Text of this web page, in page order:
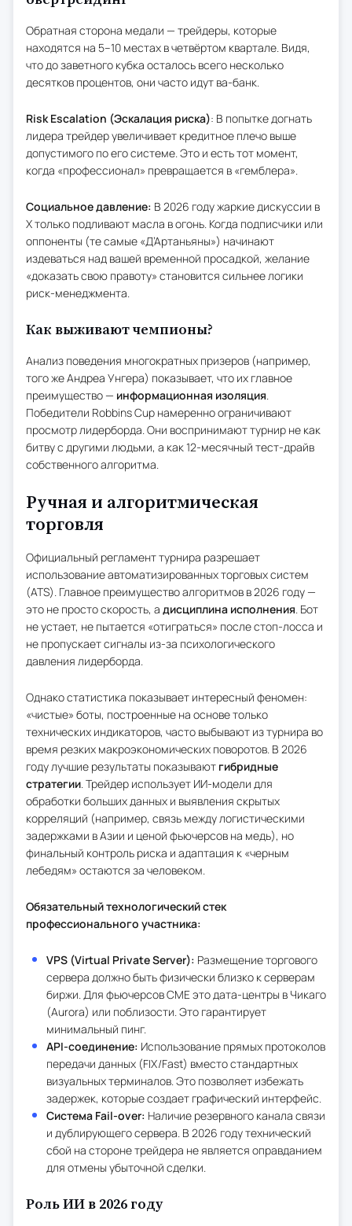
Обратная сторона медали — трейдеры, которые
находятся на 5–10 местах в четвёртом квартале. Видя,
что до заветного кубка осталось всего несколько
десятков процентов, они часто идут ва-банк.
Risk Escalation (Эскалация риска): В попытке догнать
лидера трейдер увеличивает кредитное плечо выше
допустимого по его системе. Это и есть тот момент,
когда «профессионал» превращается в «гемблера».
Социальное давление: В 2026 году жаркие дискуссии в
X только подливают масла в огонь. Когда подписчики или
оппоненты (те самые «Д’Артаньяны») начинают
издеваться над вашей временной просадкой, желание
«доказать свою правоту» становится сильнее логики
риск-менеджмента.
Как выживают чемпионы?
Анализ поведения многократных призеров (например,
того же Андреа Унгера) показывает, что их главное
преимущество — информационная изоляция
Победители Robbins Cup намеренно ограничивают
просмотр лидерборда. Они воспринимают турнир не как
битву с другими людьми, а как 12-месячный тест-драйв
собственного алгоритма.
Ручная и алгоритмическая
торговля
Официальный регламент турнира разрешает
использование автоматизированных торговых систем
(ATS). Главное преимущество алгоритмов в 2026 году —
это не просто скорость, а дисциплина исполнения . Бот
не устает, не пытается «отиграться» после стоп-лосса и
не пропускает сигналы из-за психологического
давления лидерборда.
Однако статистика показывает интересный феномен:
«чистые» боты, построенные на основе только
технических индикаторов, часто выбывают из турнира во
время резких макроэкономических поворотов. В 2026
году лучшие результаты показывают гибридные
стратегии . Трейдер использует ИИ-модели для
обработки больших данных и выявления скрытых
корреляций (например, связь между логистическими
задержками в Азии и ценой фьючерсов на медь), но
финальный контроль риска и адаптация к «черным
лебедям» остаются за человеком.
Обязательный технологический стек
профессионального участника:
VPS (Virtual Private Server): Размещение торгового
сервера должно быть физически близко к серверам
биржи. Для фьючерсов CME это дата-центры в Чикаго
(Aurora) или поблизости. Это гарантирует
минимальный пинг.
API-соединение: Использование прямых протоколов
передачи данных (FIX/Fast) вместо стандартных
визуальных терминалов. Это позволяет избежать
задержек, которые создает графический интерфейс.
Система Fail-over: Наличие резервного канала связи
и дублирующего сервера. В 2026 году технический
сбой на стороне трейдера не является оправданием
для отмены убыточной сделки.
Роль ИИ в 2026 году